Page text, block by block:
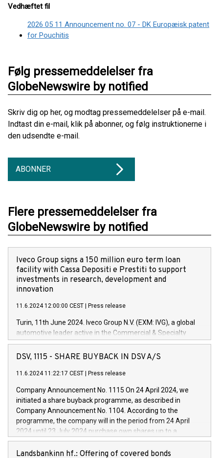
Vedhæftet fil
2026 05 11 Announcement no. 07 - DK Europæisk patent
for Pouchitis
Følg pressemeddelelser fra
GlobeNewswire by notified
Skriv dig op her, og modtag pressemeddelelser på e-mail.
Indtast din e-mail, klik på abonner, og følg instruktionerne i
den udsendte e-mail.
ABONNER
Flere pressemeddelelser fra
GlobeNewswire by notified
Iveco Group signs a 150 million euro term loan
facility with Cassa Depositi e Prestiti to support
investments in research, development and
innovation
11.6.2024 12:00:00 CEST Press release
Turin, 11th June 2024. Iveco Group N.V. (EXM: IVG), a global
automotive leader active in the Commercial & Specialty
Vehicles, Powertrain and related Financial Services arenas,
has successfully signed a term loan facility of 150 million
new projects in Italy dedicated to research, development and
by CDP, Iveco Group will develop innovative technologies and
architectures in the field of electric propulsion and further
develop solutions for autonomous driving, digitalisation and
vehicle connectivity aimed at increasing efficiency, safety,
driving comfort and productivity. The financed investments,
Iveco Group in Italy by the end of 2025. Iveco Group N.V.
DSV, 1115 - SHARE BUYBACK IN DSV A/S
11.6.2024 11:22:17 CEST Press release
Company Announcement No. 1115 On 24 April 2024, we
initiated a share buyback programme, as described in
Company Announcement No. 1104. According to the
programme, the company will in the period from 24 April
2024 until 23 July 2024 purchase own shares up to a
maximum value of DKK 1,000 million, and no more than
1,700,000 shares, corresponding to 0.79% of the share
Landsbankinn hf.: Offering of covered bonds